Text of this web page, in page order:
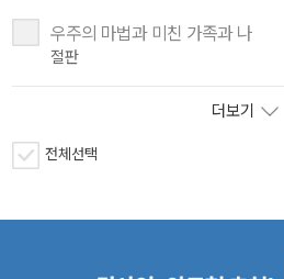
우주의 마법과 미친 가족과 나
절판
더보기
전체선택